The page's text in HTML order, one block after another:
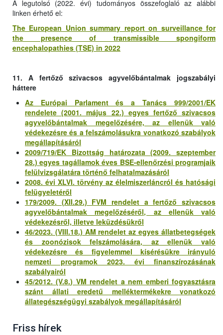
A legutolsó (2022. évi) tudományos összefoglaló az alábbi
linken érhető el:
The European Union summary report on surveillance for
the presence of transmissible spongiform
encephalopathies (TSE) in 2022
11. A fertőző szivacsos agyvelőbántalmak jogszabályi
háttere
Az Európai Parlament és a Tanács 999/2001/EK
rendelete (2001. május 22.) egyes fertőző szivacsos
agyvelőbántalmak megelőzésére, az ellenük való
védekezésre és a felszámolásukra vonatkozó szabályok
megállapításáról
2009/719/EK Bizottság határozata (2009. szeptember
28.) egyes tagállamok éves BSE-ellenőrzési programjaik
felülvizsgálatára történő felhatalmazásáról
2008. évi XLVI. törvény az élelmiszerláncról és hatósági
felügyeletéről
179/2009. (XII.29.) FVM rendelet a fertőző szivacsos
agyvelőbántalmak megelőzéséről, az ellenük való
védekezésről, illetve leküzdésükről
46/2023. (VIII.18.) AM rendelet az egyes állatbetegségek
és zoonózisok felszámolására, az ellenük való
védekezésre és figyelemmel kísérésükre irányuló
nemzeti programok 2023. évi finanszírozásának
szabályairól
45/2012. (V.8.) VM rendelet a nem emberi fogyasztásra
szánt állati eredetű melléktermékekre vonatkozó
állategészségügyi szabályok megállapításáról
Friss hírek